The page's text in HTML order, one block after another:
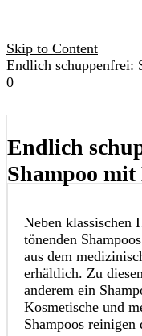
Skip to Content
Endlich schuppenfrei:
0
Endlich
Shampoo
Neben klassischen
tönenden
aus dem
erhältlich. Zu
anderem ein
Kosmetische und
Shampoos reinigen